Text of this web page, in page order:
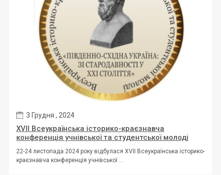
3 Грудня , 2024
ХVІІ Всеукраїнська історико-краєзнавча
конференція учнівської та студентської молоді
22-24 листопада 2024 року відбулася ХVІІ Всеукраїнська історико-
краєзнавча конференція учнівської ...